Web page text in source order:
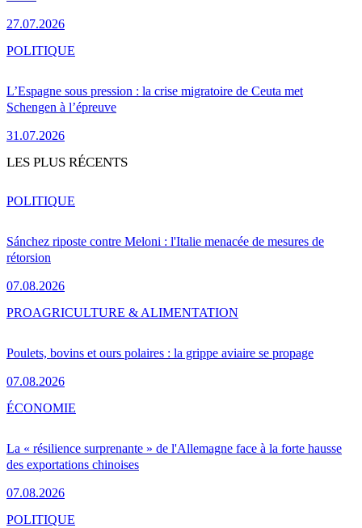
27.07.2026
L’Espagne sous pression : la crise migratoire de Ceuta met
Schengen à l’épreuve
31.07.2026
POLITIQUE
LES PLUS RÉCENTS
Sánchez riposte contre Meloni : l'Italie menacée de mesures de
rétorsion
07.08.2026
POLITIQUE
Poulets, bovins et ours polaires : la grippe aviaire se propage
07.08.2026
PROAGRICULTURE & ALIMENTATION
La « résilience surprenante » de l'Allemagne face à la forte hausse
des exportations chinoises
07.08.2026
ÉCONOMIE
POLITIQUE